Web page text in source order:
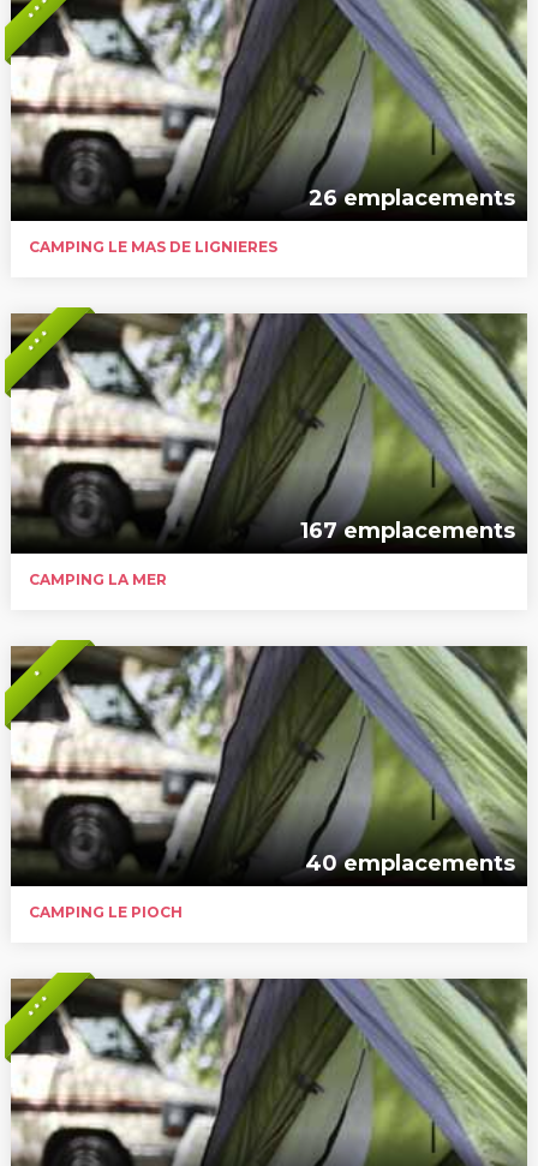
* * *
26 emplacements
CAMPING LE MAS DE LIGNIERES
* * *
167 emplacements
CAMPING LA MER
*
40 emplacements
CAMPING LE PIOCH
* * *